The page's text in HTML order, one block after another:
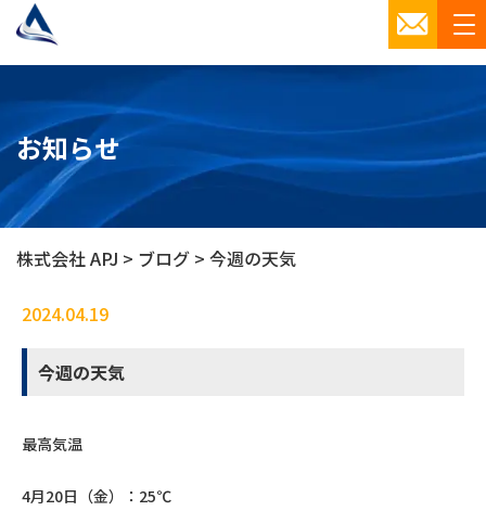
お知らせ
株式会社 APJ > ブログ > 今週の天気
2024.04.19
今週の天気
最高気温
4月20日（金）：25℃